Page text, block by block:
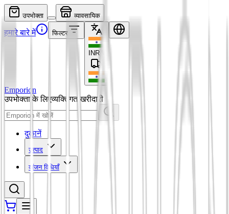
उपभोक्ता व्यावसायिक
हमारे बारे में फिल्टर
INR
Emporion
उपभोक्ता के लिएव्यक्तिगत खरीदारी
दुकानें
उत्पाद
व्यंजन विधियाँ